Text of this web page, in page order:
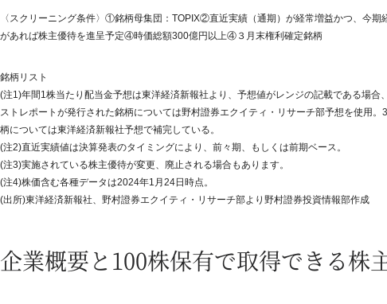
〈スクリーニング条件〉①銘柄母集団：TOPIX②直近実績（通期）が経常増益かつ、今
があれば株主優待を進呈予定④時価総額300億円以上④３月末権利確定銘柄
銘柄リスト
(注1)年間1株当たり配当金予想は東洋経済新報社より、予想値がレンジの記載である場
ストレポートが発行された銘柄については野村證券エクイティ・リサーチ部予想を使用
柄については東洋経済新報社予想で補完している。
(注2)直近実績値は決算発表のタイミングにより、前々期、もしくは前期ベース。
(注3)実施されている株主優待が変更、廃止される場合もあります。
(注4)株価含む各種データは2024年1月24日時点。
(出所)東洋経済新報社、野村證券エクイティ・リサーチ部より野村證券投資情報部作成
企業概要と100株保有で取得できる株